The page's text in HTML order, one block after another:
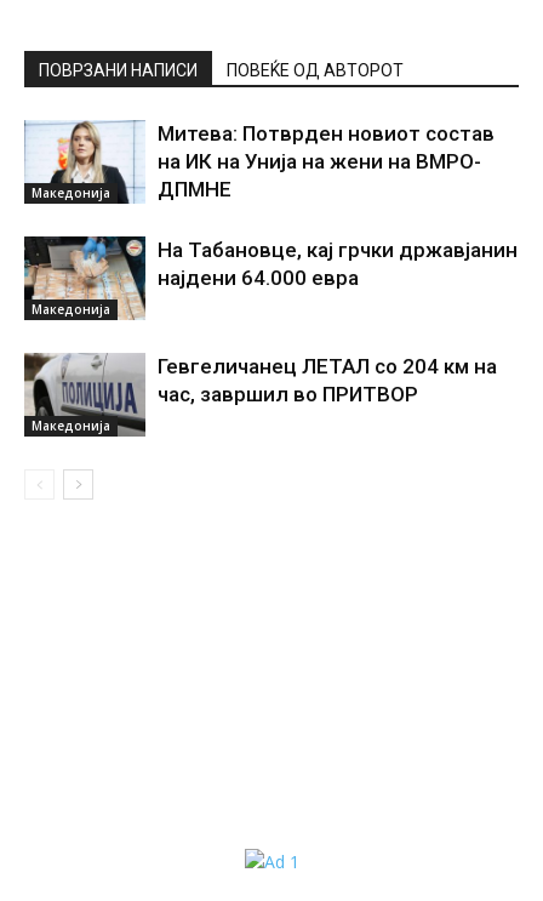
ПОВРЗАНИ НАПИСИ ПОВЕЌЕ ОД АВТОРОТ
Македонија
Митева: Потврден новиот состав
на ИК на Унија на жени на ВМРО-
ДПМНЕ
Македонија
На Табановце, кај грчки државјанин
најдени 64.000 евра
Македонија
Гевгеличанец ЛЕТАЛ со 204 км на
час, завршил во ПРИТВОР